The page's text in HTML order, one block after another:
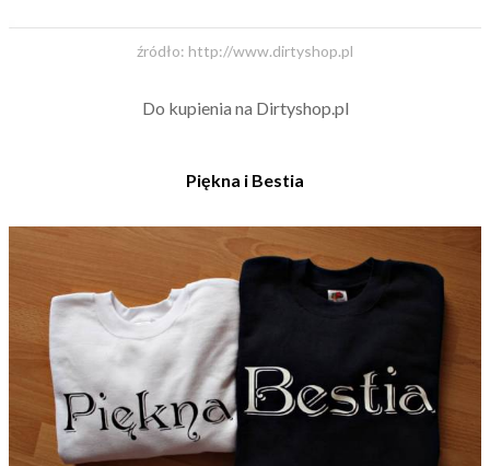
źródło: http://www.dirtyshop.pl
Do kupienia na Dirtyshop.pl
Piękna i Bestia